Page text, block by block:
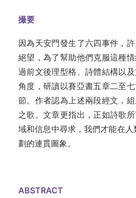
撮要
因為天安門發生了六四事件，
絕望，為了幫助他們克服這種
過前文後理型格、詩體結構以
角度，研讀以賽亞書五章二至
節。作者認為上述兩段經文，
之歌。文章更指出，正如詩歌
域和信息中尋求，我們才能在
劃的連貫圖象。
ABSTRACT